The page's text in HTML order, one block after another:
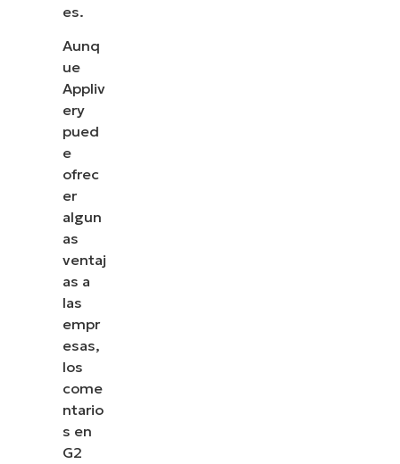
es.
Aunq
ue
Appliv
ery
pued
e
ofrec
er
algun
as
ventaj
as a
las
empr
esas,
los
come
ntario
s en
G2